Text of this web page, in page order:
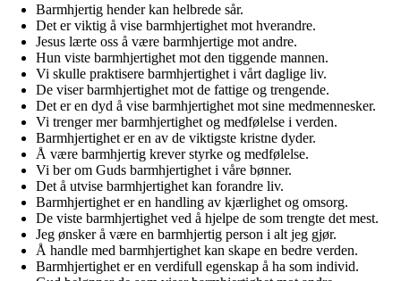
Barmhjertig hender kan helbrede sår.
Det er viktig å vise barmhjertighet mot hverandre.
Jesus lærte oss å være barmhjertige mot andre.
Hun viste barmhjertighet mot den tiggende mannen.
Vi skulle praktisere barmhjertighet i vårt daglige liv.
De viser barmhjertighet mot de fattige og trengende.
Det er en dyd å vise barmhjertighet mot sine medmennesker.
Vi trenger mer barmhjertighet og medfølelse i verden.
Barmhjertighet er en av de viktigste kristne dyder.
Å være barmhjertig krever styrke og medfølelse.
Vi ber om Guds barmhjertighet i våre bønner.
Det å utvise barmhjertighet kan forandre liv.
Barmhjertighet er en handling av kjærlighet og omsorg.
De viste barmhjertighet ved å hjelpe de som trengte det mest.
Jeg ønsker å være en barmhjertig person i alt jeg gjør.
Å handle med barmhjertighet kan skape en bedre verden.
Barmhjertighet er en verdifull egenskap å ha som individ.